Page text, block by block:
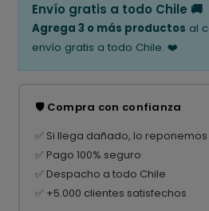
Envío gratis a todo Chile 🚚
Agrega 3 o más productos al
envío gratis a todo Chile. ❤️
🛡️ Compra con confianza
✅ Si llega dañado, lo
✅ Pago 100% seguro
✅ Despacho a todo Chile
✅ +5.000 clientes satisfechos